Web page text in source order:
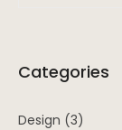
Categories
Design (3)